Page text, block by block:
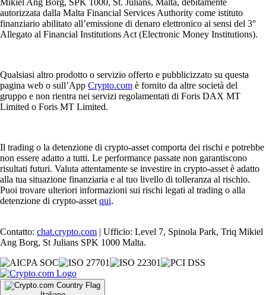
Mikiel Ang Borg, SPK 1000, St. Julians, Malta, debitamente
autorizzata dalla Malta Financial Services Authority come istituto
finanziario abilitato all’emissione di denaro elettronico ai sensi del 3°
Allegato al Financial Institutions Act (Electronic Money Institutions).
Qualsiasi altro prodotto o servizio offerto e pubblicizzato su questa
pagina web o sull’App Crypto.com è fornito da altre società del
gruppo e non rientra nei servizi regolamentati di Foris DAX MT
Limited o Foris MT Limited.
Il trading o la detenzione di crypto-asset comporta dei rischi e potrebbe
non essere adatto a tutti. Le performance passate non garantiscono
risultati futuri. Valuta attentamente se investire in crypto-asset è adatto
alla tua situazione finanziaria e al tuo livello di tolleranza al rischio.
Puoi trovare ulteriori informazioni sui rischi legati al trading o alla
detenzione di crypto-asset qui.
Contatto: chat.crypto.com | Ufficio: Level 7, Spinola Park, Triq Mikiel
Ang Borg, St Julians SPK 1000 Malta.